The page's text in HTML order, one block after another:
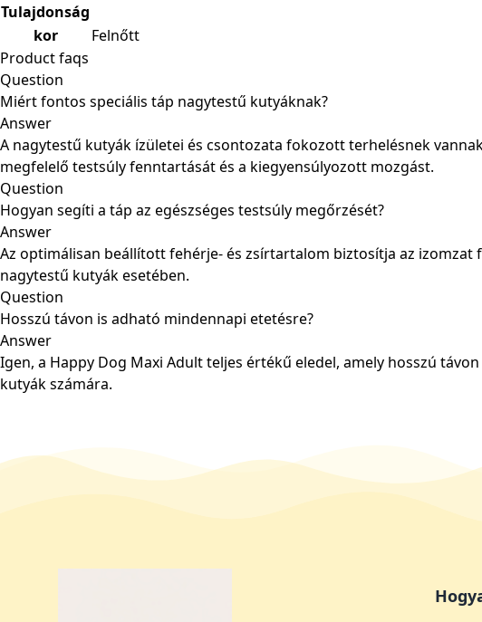
Tulajdonság
kor
Felnőtt
Product faqs
Question
Miért fontos speciális táp nagytestű kutyáknak?
Answer
A nagytestű kutyák ízületei és csontozata fokozott terhelésnek
megfelelő testsúly fenntartását és a kiegyensúlyozott mozgást.
Question
Hogyan segíti a táp az egészséges testsúly megőrzését?
Answer
Az optimálisan beállított fehérje- és zsírtartalom biztosítja az
nagytestű kutyák esetében.
Question
Hosszú távon is adható mindennapi etetésre?
Answer
Igen, a Happy Dog Maxi Adult teljes értékű eledel, amely hosszú
kutyák számára.